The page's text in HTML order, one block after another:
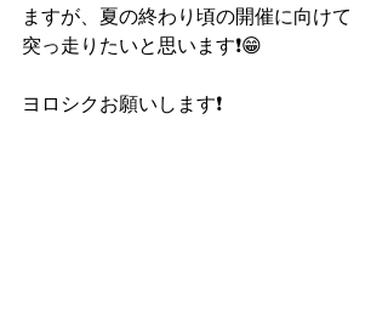
ますが、夏の終わり頃の開催に向けて
突っ走りたいと思います❗️😁
ヨロシクお願いします❗️